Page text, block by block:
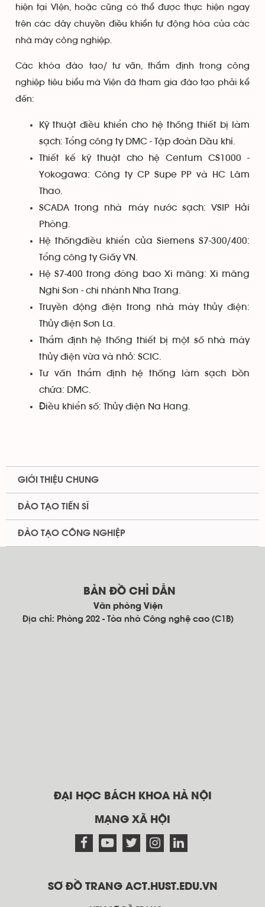
hiện tại VIện, hoặc cũng có thể được thực hiện ngay
trên các dây chuyền điều khiển tự động hóa của các
nhà máy công nghiệp.
Các khóa đào tạo/ tư vấn, thẩm định trong công
nghiệp tiêu biểu mà Viện đã tham gia đào tạo phải kể
đến:
Kỹ thuật điều khiển cho hệ thống thiết bị làm
sạch: Tổng công ty DMC - Tập đoàn Dầu khí.
Thiết kế kỹ thuật cho hệ Centum CS1000 -
Yokogawa: Công ty CP Supe PP và HC Lâm
Thao.
SCADA trong nhà máy nước sạch: VSIP Hải
Phòng.
Hệ thốngđiều khiển của Siemens S7-300/400:
Tổng công ty Giấy VN.
Hệ S7-400 trong đóng bao Xi măng: Xi măng
Nghi Sơn - chi nhánh Nha Trang.
Truyền động điện trong nhà máy thủy điện:
Thủy điện Sơn La.
Thẩm định hệ thống thiết bị một số nhà máy
thủy điện vừa và nhỏ: SCIC.
Tư vấn thẩm định hệ thống làm sạch bồn
chứa: DMC.
Điều khiển số: Thủy điện Na Hang.
GIỚI THIỆU CHUNG
ĐÀO TẠO TIẾN SĨ
ĐÀO TẠO CÔNG NGHIỆP
BẢN ĐỒ CHỈ DẪN
Văn phòng Viện
Địa chỉ: Phòng 202 - Tòa nhà Công nghệ cao (C1B)
ĐẠI HỌC BÁCH KHOA HÀ NỘI
MẠNG XÃ HỘI
SƠ ĐỒ TRANG ACT.HUST.EDU.VN